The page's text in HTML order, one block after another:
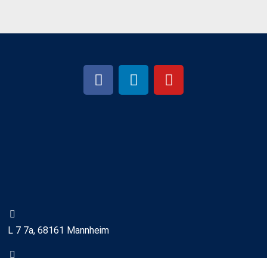
L 7 7a, 68161 Mannheim